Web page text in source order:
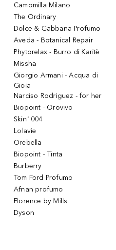
Camomilla Milano
The Ordinary
Dolce & Gabbana Profumo
Aveda - Botanical Repair
Phytorelax - Burro di Karitè
Missha
Giorgio Armani - Acqua di
Gioia
Narciso Rodriguez - for her
Biopoint - Orovivo
Skin1004
Lolavie
Orebella
Biopoint - Tinta
Burberry
Tom Ford Profumo
Afnan profumo
Florence by Mills
Dyson